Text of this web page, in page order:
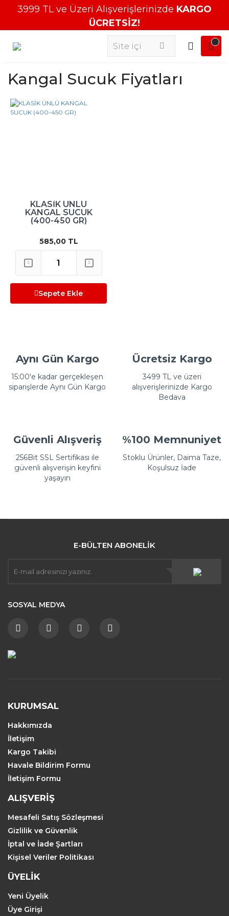
3999 TL ve Üzeri Alışverişlerinizde KARGO
ÜCRETSİZ!
Kangal Sucuk Fiyatları
KLASİK ÜNLÜ
KANGAL SUCUK
(400-450 GR)
585,00 TL
Sepete Ekle
Aynı Gün Kargo
15:00'e kadar gerçekleşen
siparişlerde Aynı Gün Kargo
Ücretsiz Kargo
3499 TL ve üzeri
alışverişlerinizde Kargo
Bedava
Güvenli Alışveriş
256Bit SSL Sertifikası ile
güvenli alışverişin keyfini
yaşayın
%100 Memnuniyet
Stoklu Ürünler, Daima Taze,
Koşulsuz İade
E-BÜLTEN ABONELİK
SOSYAL MEDYA
KURUMSAL
Hakkımızda
İletişim
Kargo Takibi
Havale Bildirim Formu
İletişim Formu
ALIŞVERİŞ
Mesafeli Satış Sözleşmesi
Gizlilik ve Güvenlik
İptal ve İade Şartları
Kişisel Veriler Politikası
ÜYELİK
Yeni Üyelik
Üye Girişi